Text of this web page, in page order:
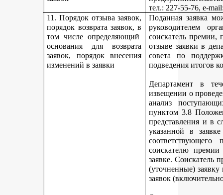
тел.: 227-55-76, e-
11. Порядок отзыва заявок,
порядок возврата заявок, в
том числе определяющий
основания для возврата
заявок, порядок внесения
изменений в заявки
Поданная заявка
руководителем
соискатель премии,
отзыве заявки в
совета по
подведения итогов
Департамент в
извещении о
анализ
пунктом 3.8
представления и в
указанной в
соответствующего
соискателю
заявке. Соискатель
(уточненные)
заявок